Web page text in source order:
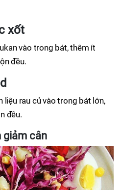
xốt
vào trong bát, thêm ít
đều.
liệu rau củ vào trong bát lớn,
đều.
giảm cân